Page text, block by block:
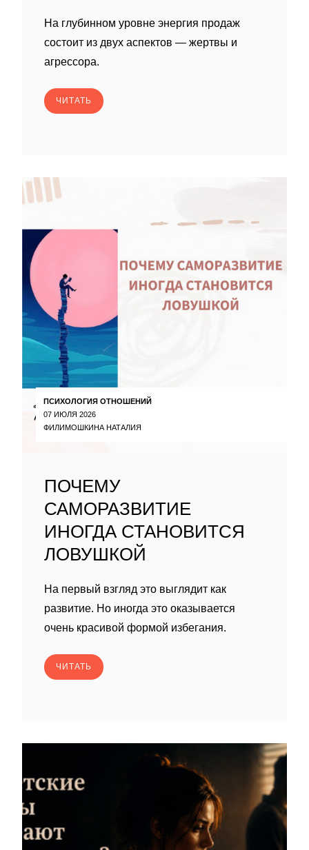
На глубинном уровне энергия продаж
состоит из двух аспектов — жертвы и
агрессора.
ЧИТАТЬ
ПСИХОЛОГИЯ ОТНОШЕНИЙ
07 ИЮЛЯ 2026
ФИЛИМОШКИНА НАТАЛИЯ
ПОЧЕМУ
САМОРАЗВИТИЕ
ИНОГДА СТАНОВИТСЯ
ЛОВУШКОЙ
На первый взгляд это выглядит как
развитие. Но иногда это оказывается
очень красивой формой избегания.
ЧИТАТЬ